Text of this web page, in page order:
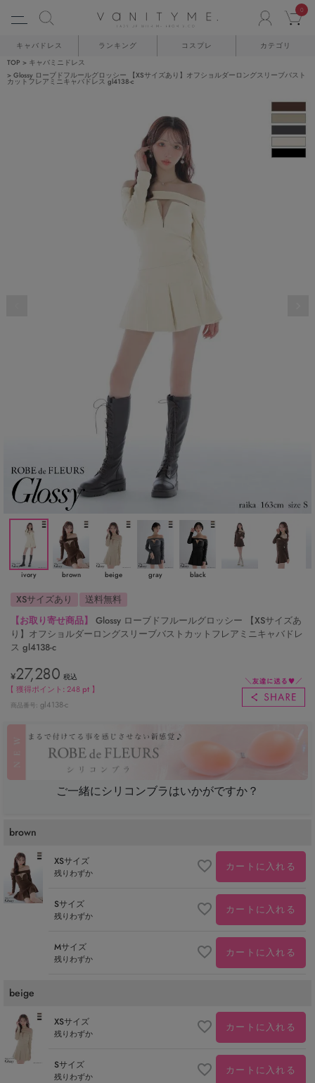
0
キャバドレス ランキング コスプレ カテゴリ
TOP
キャバミニドレス
Glossy ローブドフルールグロッシー 【XSサイズあり】オフショルダーロングスリーブバスト
カットフレアミニキャバドレス gl4138-c
ivory brown beige gray black
XSサイズあり
送料無料
【お取り寄せ商品】
Glossy ローブドフルールグロッシー 【XSサイズあ
り】オフショルダーロングスリーブバストカットフレアミニキャバドレ
ス gl4138-c
¥27,280 税込
【 獲得ポイント:248 pt 】
商品番号 gl4138-c
ご一緒にシリコンブラはいかがですか？
brown
XSサイズ
残りわずか カートに入れる
Sサイズ
残りわずか カートに入れる
Mサイズ
残りわずか カートに入れる
beige
XSサイズ
残りわずか カートに入れる
Sサイズ
残りわずか カートに入れる